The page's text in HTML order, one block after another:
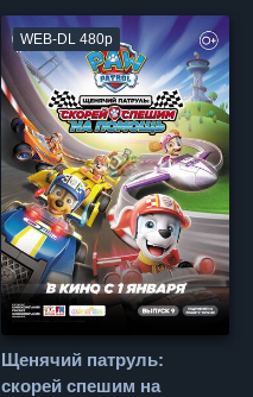
WEB-DL 480p
Щенячий патруль:
скорей спешим на